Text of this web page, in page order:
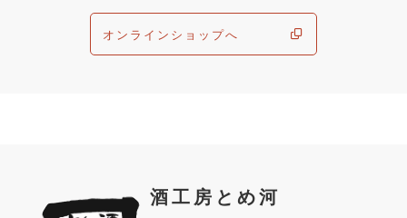
オンラインショップへ
酒工房とめ河